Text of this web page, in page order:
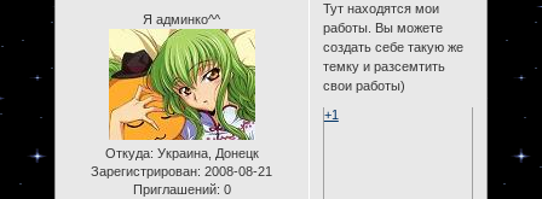
Я админко^^
Откуда: Украина, Донецк
Зарегистрирован: 2008-08-21
Приглашений: 0
Тут находятся мои
работы. Вы можете
создать себе такую же
темку и разсемтить
свои работы)
+1